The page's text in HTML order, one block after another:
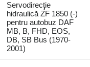
Servodirecţie
hidraulică ZF 1850 (-)
pentru autobuz DAF
MB, B, FHD, EOS,
DB, SB Bus (1970-
2001)